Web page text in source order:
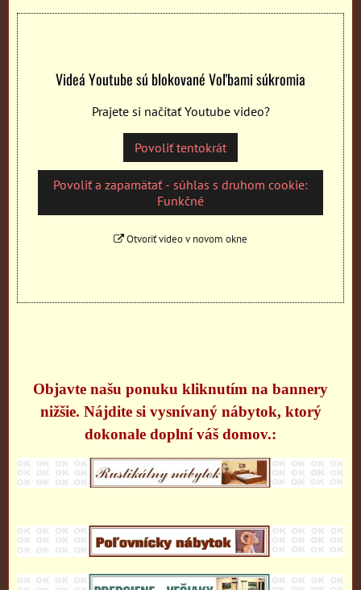
Videá Youtube sú blokované Voľbami súkromia
Prajete si načítať Youtube video?
Povoliť tentokrát
Povoliť a zapamätať - súhlas s druhom cookie:
Funkčné
Otvoriť video v novom okne
Objavte našu ponuku kliknutím na bannery
nižšie. Nájdite si vysnívaný nábytok, ktorý
dokonale doplní váš domov.: